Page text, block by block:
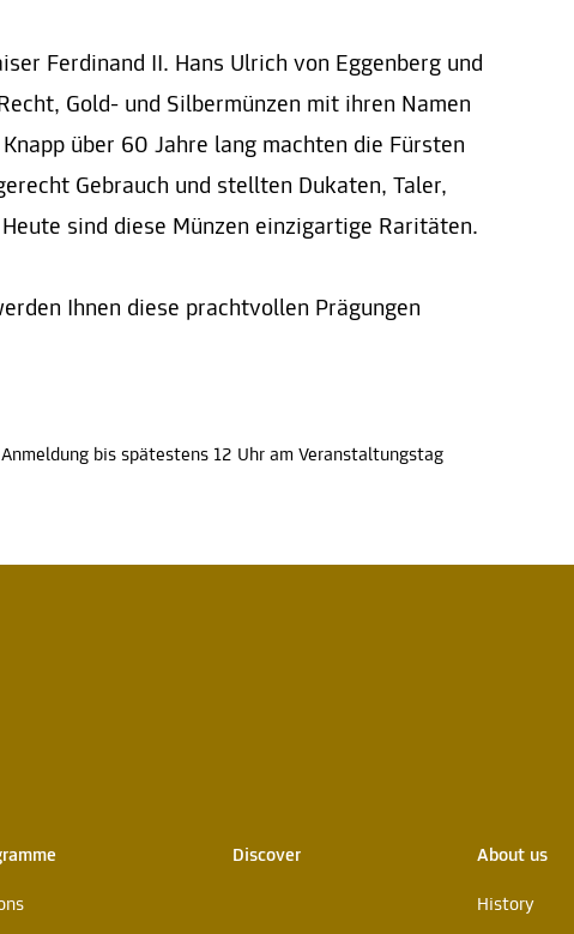
Ferdinand II. Hans Ulrich von Eggenberg und
Gold- und Silbermünzen mit ihren Namen
über 60 Jahre lang machten die Fürsten
Gebrauch und stellten Dukaten, Taler,
Heute sind diese Münzen einzigartige Raritäten.
Ihnen diese prachtvollen Prägungen
bis spätestens 12 Uhr am Veranstaltungstag
Discover About us
History